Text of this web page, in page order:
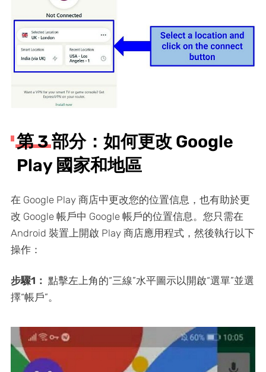
第 3 部分：如何更改 Google
Play 國家和地區
在 Google Play 商店中更改您的位置信息，也有助於更
改 Google 帳戶中 Google 帳戶的位置信息。您只需在
Android 裝置上開啟 Play 商店應用程式，然後執行以下
操作：
步驟1： 點擊左上角的“三線”水平圖示以開啟“選單”並選
擇“帳戶”。